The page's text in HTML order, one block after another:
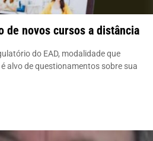
de novos cursos a distância
do EAD, modalidade que
alvo de questionamentos sobre sua